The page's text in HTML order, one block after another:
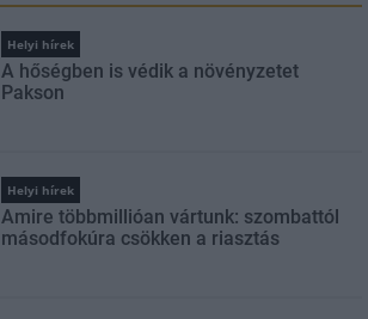
Helyi hírek
A hőségben is védik a növényzetet
Pakson
Helyi hírek
Amire többmillióan vártunk: szombattól
másodfokúra csökken a riasztás